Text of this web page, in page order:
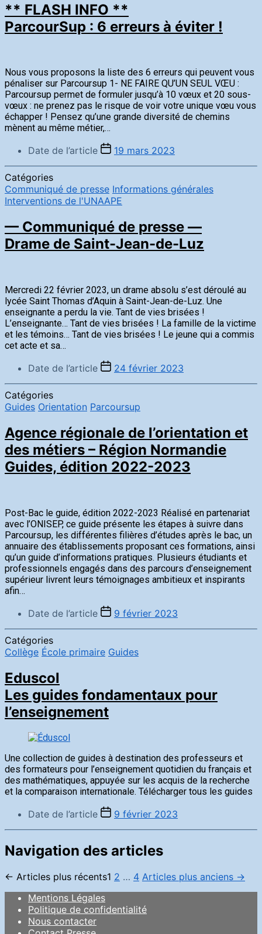
** FLASH INFO **
ParcourSup : 6 erreurs à éviter !
Nous vous proposons la liste des 6 erreurs qui peuvent vous
pénaliser sur Parcoursup 1- NE FAIRE QU’UN SEUL VŒU :
Parcoursup permet de formuler jusqu’à 10 vœux et 20 sous-
vœux : ne prenez pas le risque de voir votre unique vœu vous
échapper ! Pensez qu’une grande diversité de chemins
mènent au même métier,…
Date de l’article 19 mars 2023
Catégories
Communiqué de presse Informations générales
Interventions de l'UNAAPE
— Communiqué de presse —
Drame de Saint-Jean-de-Luz
Mercredi 22 février 2023, un drame absolu s’est déroulé au
lycée Saint Thomas d’Aquin à Saint-Jean-de-Luz. Une
enseignante a perdu la vie. Tant de vies brisées !
L’enseignante… Tant de vies brisées ! La famille de la victime
et les témoins… Tant de vies brisées ! Le jeune qui a commis
cet acte et sa…
Date de l’article 24 février 2023
Catégories
Guides Orientation Parcoursup
Agence régionale de l’orientation et
des métiers – Région Normandie
Guides, édition 2022-2023
Post-Bac le guide, édition 2022-2023 Réalisé en partenariat
avec l’ONISEP, ce guide présente les étapes à suivre dans
Parcoursup, les différentes filières d’études après le bac, un
annuaire des établissements proposant ces formations, ainsi
qu’un guide d’informations pratiques. Plusieurs étudiants et
professionnels engagés dans des parcours d’enseignement
supérieur livrent leurs témoignages ambitieux et inspirants
afin…
Date de l’article 9 février 2023
Catégories
Collège École primaire Guides
Eduscol
Les guides fondamentaux pour
l’enseignement
Une collection de guides à destination des professeurs et
des formateurs pour l’enseignement quotidien du français et
des mathématiques, appuyée sur les acquis de la recherche
et la comparaison internationale. Télécharger tous les guides
Date de l’article 9 février 2023
Navigation des articles
← Articles plus récents1 2 … 4 Articles plus anciens →
Mentions Légales
Politique de confidentialité
Nous contacter